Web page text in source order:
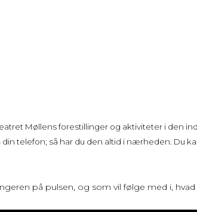
Møllens forestillinger og aktiviteter i
telefon; så har du den altid i nærheden. Du
på pulsen, og som vil følge med i,